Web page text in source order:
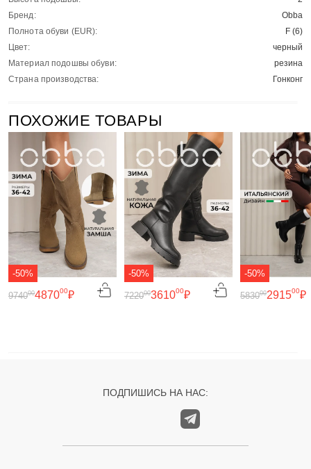
Бренд:
Obba
Полнота обуви (EUR):
F (6)
Цвет:
черный
Материал подошвы обуви:
резина
Страна производства:
Гонконг
ПОХОЖИЕ ТОВАРЫ
-50%
487000₽
974000
-50%
361000₽
722000
-50%
291500₽
583000
ПОДПИШИСЬ НА НАС: